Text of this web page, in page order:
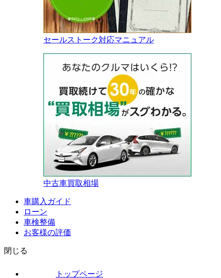
セールストーク対応マニュアル
中古車買取相場
車購入ガイド
ローン
車検整備
お客様の評価
閉じる
トップページ